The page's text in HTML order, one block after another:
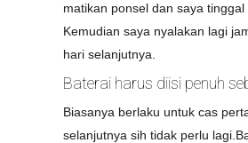
matikan ponsel dan saya tinggal
Kemudian saya nyalakan lagi
hari selanjutnya.
Baterai harus diisi penuh
Biasanya berlaku untuk cas
selanjutnya sih tidak perlu